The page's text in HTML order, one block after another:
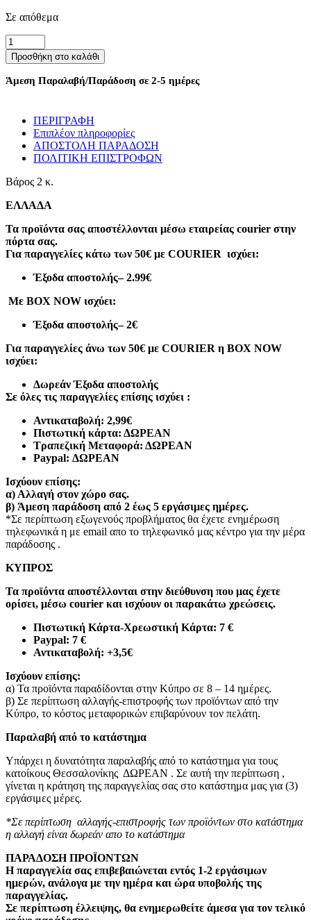
Σε απόθεμα
Ηλεκτρικός
τροχός
μανικιούρ-
πεντικιούρ
JMD305
581412
Yellow
ποσότητα
Προσθήκη στο καλάθι
Άμεση Παραλαβή/Παράδοση σε 2-5 ημέρες
ΠΕΡΙΓΡΑΦΗ
Επιπλέον πληροφορίες
ΑΠΟΣΤΟΛΗ ΠΑΡΑΔΟΣΗ
ΠΟΛΙΤΙΚΗ ΕΠΙΣΤΡΟΦΩΝ
Βάρος 2 κ.
ΕΛΛΑΔΑ
Τα προϊόντα σας αποστέλλονται μέσω εταιρείας courier στην
πόρτα σας.
Για παραγγελίες κάτω των 50€ με COURIER ισχύει:
Έξοδα αποστολής– 2.99€
Με BOX NOW ισχύει:
Έξοδα αποστολής– 2€
Για παραγγελίες άνω των 50€ με COURIER η BOX NOW
ισχύει:
Δωρεάν Έξοδα αποστολής
Σε όλες τις παραγγελίες επίσης ισχύει :
Αντικαταβολή: 2,99€
Πιστωτική κάρτα: ΔΩΡΕΑΝ
Τραπεζική Μεταφορά: ΔΩΡΕΑΝ
Paypal: ΔΩΡΕΑΝ
Ισχύουν επίσης:
α) Αλλαγή στον χώρο σας.
β) Άμεση παράδοση από 2 έως 5 εργάσιμες ημέρες.
*Σε περίπτωση εξωγενούς προβλήματος θα έχετε ενημέρωση
τηλεφωνικά η με email απο το τηλεφωνικό μας κέντρο για την μέρα
παράδοσης .
ΚΥΠΡΟΣ
Τα προϊόντα αποστέλλονται στην διεύθυνση που μας έχετε
ορίσει, μέσω courier και ισχύουν οι παρακάτω χρεώσεις.
Πιστωτική Κάρτα-Χρεωστική Κάρτα: 7 €​
Paypal: 7 €
Αντικαταβολή: +3,5€
Ισχύουν επίσης:
α) Τα προϊόντα παραδίδονται στην Κύπρο σε 8 – 14 ημέρες.
β) Σε περίπτωση αλλαγής-επιστροφής των προϊόντων από την
Κύπρο, το κόστος μεταφορικών επιβαρύνουν τον πελάτη.
Παραλαβή από το κατάστημα
Υπάρχει η δυνατότητα παραλαβής από το κατάστημα για τους
κατοίκους Θεσσαλονίκης ΔΩΡΕΑΝ . Σε αυτή την περίπτωση ,
γίνεται η κράτηση της παραγγελίας σας στο κατάστημα μας για (3)
εργάσιμες μέρες.
*Σε περίπτωση αλλαγής-επιστροφής των προϊόντων στο κατάστημα
η αλλαγή είναι δωρεάν απο το κατάστημα
ΠΑΡΑΔΟΣΗ ΠΡΟΪΟΝΤΩΝ
Η παραγγελία σας επιβεβαιώνεται εντός 1-2 εργάσιμων
ημερών, ανάλογα με την ημέρα και ώρα υποβολής της
παραγγελίας.
Σε περίπτωση έλλειψης, θα ενημερωθείτε άμεσα για τον τελικό